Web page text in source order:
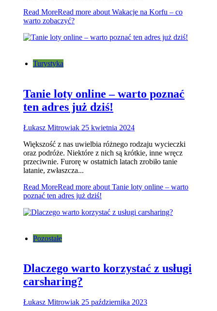
Read MoreRead more about Wakacje na Korfu – co
warto zobaczyć?
Turystyka
Tanie loty online – warto poznać
ten adres już dziś!
Łukasz Mitrowiak 25 kwietnia 2024
Większość z nas uwielbia różnego rodzaju wycieczki
oraz podróże. Niektóre z nich są krótkie, inne wręcz
przeciwnie. Furorę w ostatnich latach zrobiło tanie
latanie, zwłaszcza...
Read MoreRead more about Tanie loty online – warto
poznać ten adres już dziś!
Pozostałe
Dlaczego warto korzystać z usługi
carsharing?
Łukasz Mitrowiak 25 października 2023